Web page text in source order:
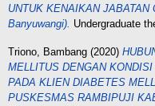
UNTUK KENAIKAN
Banyuwangi). Undergraduate
Triono, Bambang (2020)
MELLITUS DENGAN
PADA KLIEN DIABETES
PUSKESMAS RAMBIPUJI